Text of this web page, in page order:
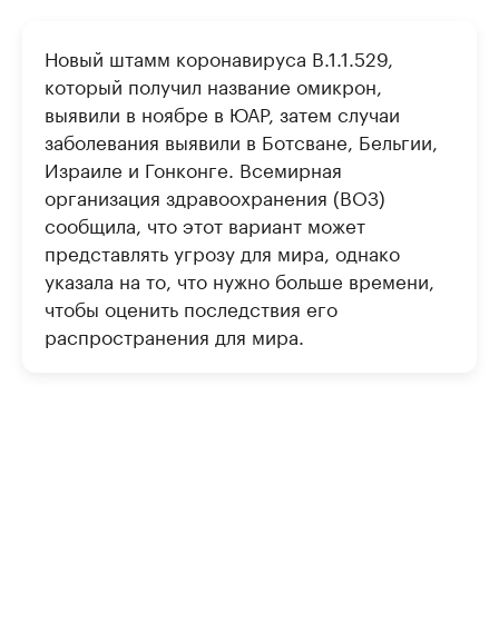
Новый штамм коронавируса B.1.1.529,
который получил название омикрон,
выявили в ноябре в ЮАР, затем случаи
заболевания выявили в Ботсване, Бельгии,
Израиле и Гонконге. Всемирная
организация здравоохранения (ВОЗ)
сообщила, что этот вариант может
представлять угрозу для мира, однако
указала на то, что нужно больше времени,
чтобы оценить последствия его
распространения для мира.